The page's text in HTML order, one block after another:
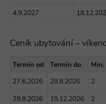
4.9.2027
Ceník ubytování –
Termín od Termín do Min.
27.6.2026 29.8.2026 2
29.8.2026 19.12.2026 2